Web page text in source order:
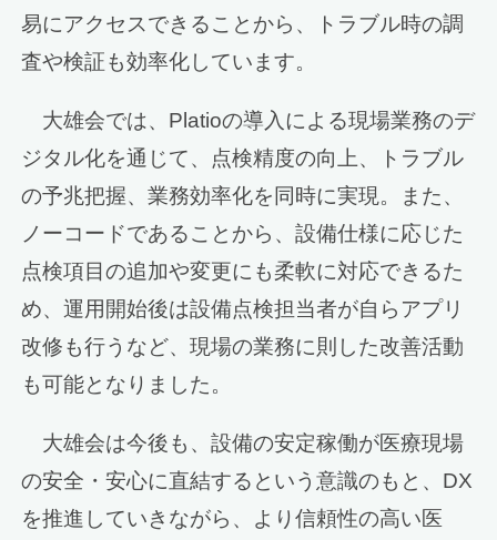
易にアクセスできることから、トラブル時の調
査や検証も効率化しています。
大雄会では、Platioの導入による現場業務のデ
ジタル化を通じて、点検精度の向上、トラブル
の予兆把握、業務効率化を同時に実現。また、
ノーコードであることから、設備仕様に応じた
点検項目の追加や変更にも柔軟に対応できるた
め、運用開始後は設備点検担当者が自らアプリ
改修も行うなど、現場の業務に則した改善活動
も可能となりました。
大雄会は今後も、設備の安定稼働が医療現場
の安全・安心に直結するという意識のもと、DX
を推進していきながら、より信頼性の高い医